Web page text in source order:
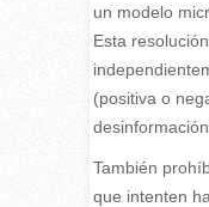
un modelo
Esta
(positiva o
También
que intenten